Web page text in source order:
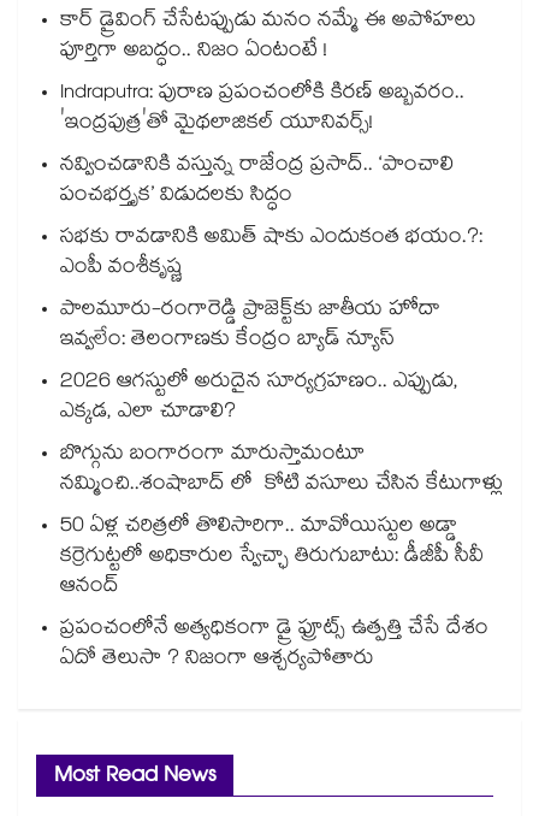
కార్ డ్రైవింగ్ చేసేటప్పుడు మనం నమ్మే ఈ అపోహలు
పూర్తిగా అబద్ధం.. నిజం ఏంటంటే !
Indraputra: పురాణ ప్రపంచంలోకి కిరణ్ అబ్బవరం..
'ఇంద్రపుత్ర'తో మైథలాజికల్ యూనివర్స్!
నవ్వించడానికి వస్తున్న రాజేంద్ర ప్రసాద్.. ‘పాంచాలి
పంచభర్తృక’ విడుదలకు సిద్ధం
సభకు రావడానికి అమిత్ షాకు ఎందుకంత భయం.?:
ఎంపీ వంశీకృష్ణ
పాలమూరు-రంగారెడ్డి ప్రాజెక్ట్‎కు జాతీయ హోదా
ఇవ్వలేం: తెలంగాణకు కేంద్రం బ్యాడ్ న్యూస్
2026 ఆగస్టులో అరుదైన సూర్యగ్రహణం.. ఎప్పుడు,
ఎక్కడ, ఎలా చూడాలి?
బొగ్గును బంగారంగా మారుస్తామంటూ
నమ్మించి..శంషాబాద్ లో కోటి వసూలు చేసిన కేటుగాళ్లు
50 ఏళ్ల చరిత్రలో తొలిసారిగా.. మావోయిస్టుల అడ్డా
కర్రెగుట్టలో అధికారుల స్వేచ్ఛా తిరుగుబాటు: డీజీపీ సీవీ
ఆనంద్
ప్రపంచంలోనే అత్యధికంగా డ్రై ఫ్రూట్స్ ఉత్పత్తి చేసే దేశం
ఏదో తెలుసా ? నిజంగా ఆశ్చర్యపోతారు
Most Read News